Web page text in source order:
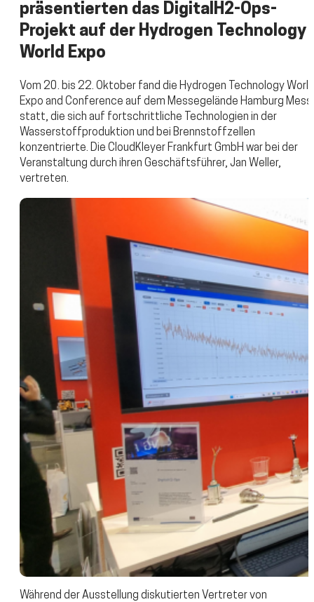
präsentierten das DigitalH2-Ops-
Projekt auf der Hydrogen Technology
World Expo
Vom 20. bis 22. Oktober fand die Hydrogen Technology World
Expo and Conference auf dem Messegelände Hamburg
statt, die sich auf fortschrittliche Technologien in der
Wasserstoffproduktion und bei Brennstoffzellen
konzentrierte. Die CloudKleyer Frankfurt GmbH war bei der
Veranstaltung durch ihren Geschäftsführer, Jan Weller,
vertreten.
Während der Ausstellung diskutierten Vertreter von